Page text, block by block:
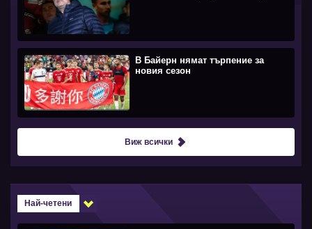
В Байерн нямат търпение за
новия сезон
Виж всички
Най-четени